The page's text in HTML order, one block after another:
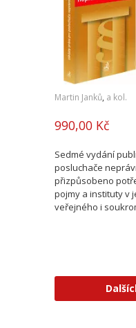
Martin Janků, a kol.
990,00 Kč
Sedmé vydání
posluchače
přizpůsobeno
pojmy a instituty v
veřejného i